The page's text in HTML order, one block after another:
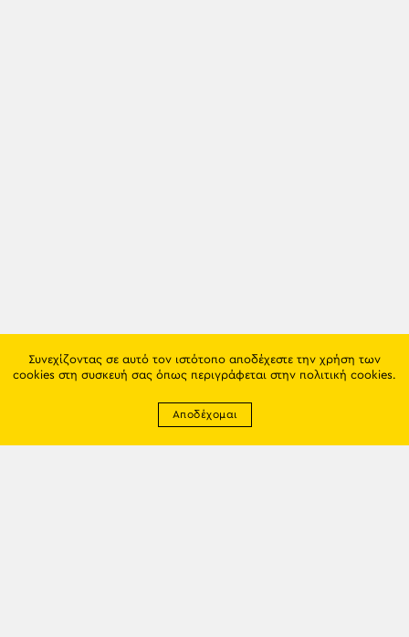
Συνεχίζοντας σε αυτό τον ιστότοπο αποδέχεστε την χρήση των
cookies στη συσκευή σας όπως περιγράφεται στην πολιτική cookies.
Αποδέχομαι